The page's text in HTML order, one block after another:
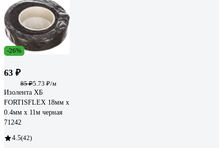
-26%
63 ₽
85 ₽5.73 ₽/м
Изолента ХБ
FORTISFLEX 18мм х
0.4мм х 11м черная
71242
4.5(42)